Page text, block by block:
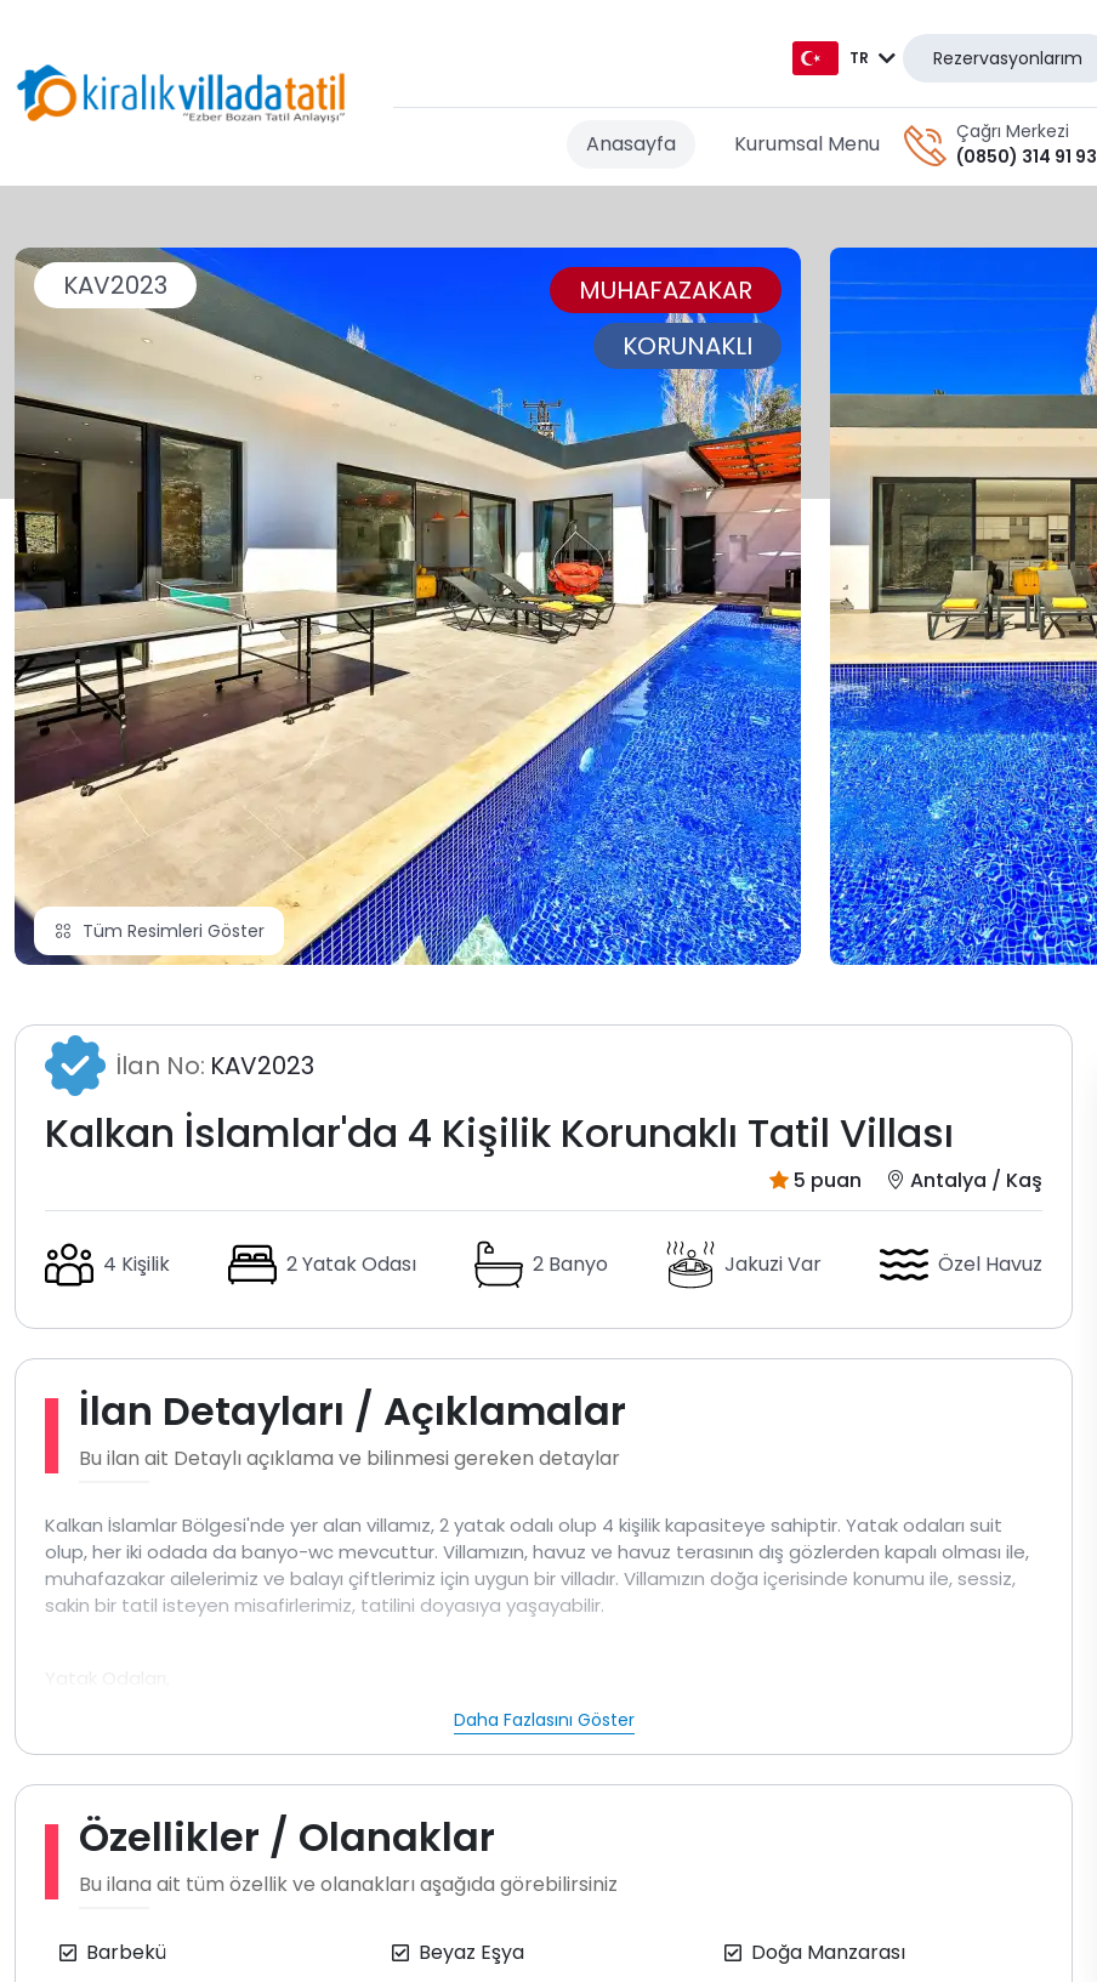
TR
DE
RU
GR
Rezervasyonlarım
Anasayfa Kurumsal Menu
Çağrı Merkezi
(0850) 314 91 93
KAV2023
MUHAFAZAKAR
KORUNAKLI
Tüm Resimleri Göster
İlan No: KAV2023
Kalkan İslamlar'da 4 Kişilik Korunaklı Tatil Villası
5 puan Antalya / Kaş
4 Kişilik 2 Yatak Odası 2 Banyo Jakuzi Var Özel Havuz
İlan Detayları / Açıklamalar
Bu ilan ait Detaylı açıklama ve bilinmesi gereken detaylar
Kalkan İslamlar Bölgesi'nde yer alan villamız, 2 yatak odalı olup 4 kişilik kapasiteye sahiptir. Yatak odaları suit
olup, her iki odada da banyo-wc mevcuttur. Villamızın, havuz ve havuz terasının dış gözlerden kapalı olması ile,
muhafazakar ailelerimiz ve balayı çiftlerimiz için uygun bir villadır. Villamızın doğa içerisinde konumu ile, sessiz,
sakin bir tatil isteyen misafirlerimiz, tatilini doyasıya yaşayabilir.
2. Yatak Odası : 2 Adet Çit Kişilik Yatak, Banyo-WC
severler için BBQ alanı mevcut olup, eğlenceli zaman geçirebileceğiniz masa tenisi de mevcuttur.
yapılmaktadır. Villa size temiz olarak teslim edilmekte ve haftada bir kez temizlenmektedir.
içerisinde konuma sahip olduğu için, çevrede; kelebek, böcek, sinek vs. bulunma ihtimali vardır.
Daha Fazlasını Göster
Özellikler / Olanaklar
Bu ilana ait tüm özellik ve olanakları aşağıda görebilirsiniz
Barbekü Beyaz Eşya
Doğa Manzarası